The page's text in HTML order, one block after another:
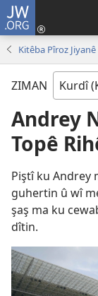
JW.ORG
Kitêba Pîroz
ZIMAN
Andrey
Topê
Piştî ku Andrey
guhertin û wî
şaş ma ku
dîtin.